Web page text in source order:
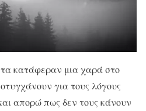
τα κατάφεραν μια χαρά στο
για τους λόγους
απορώ πως δεν τους κάνουν